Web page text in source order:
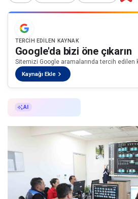
TERCIH EDILEN KAYNAK
Google'da bizi öne çıkarın
Sitemizi Google aramalarında tercih edilen
Kaynağı Ekle
AI